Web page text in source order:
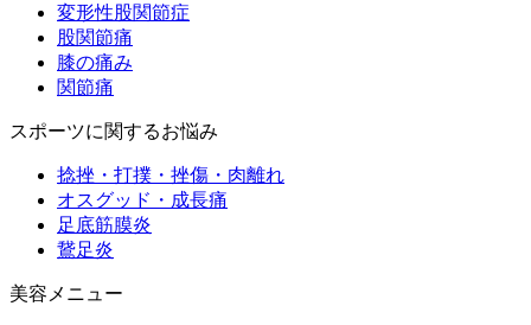
変形性股関節症
股関節痛
膝の痛み
関節痛
スポーツに関するお悩み
捻挫・打撲・挫傷・肉離れ
オスグッド・成長痛
足底筋膜炎
鵞足炎
美容メニュー